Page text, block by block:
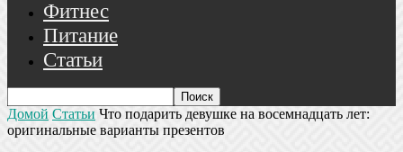
Фитнес
Питание
Статьи
Домой Статьи Что подарить девушке на восемнадцать лет:
оригинальные варианты презентов